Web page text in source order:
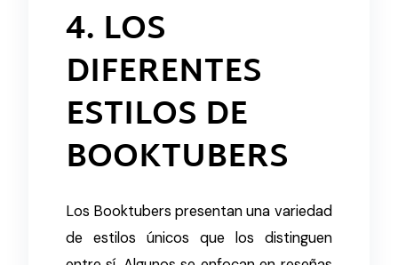
4. LOS
DIFERENTES
ESTILOS DE
BOOKTUBERS
Los Booktubers presentan una variedad
de estilos únicos que los distinguen